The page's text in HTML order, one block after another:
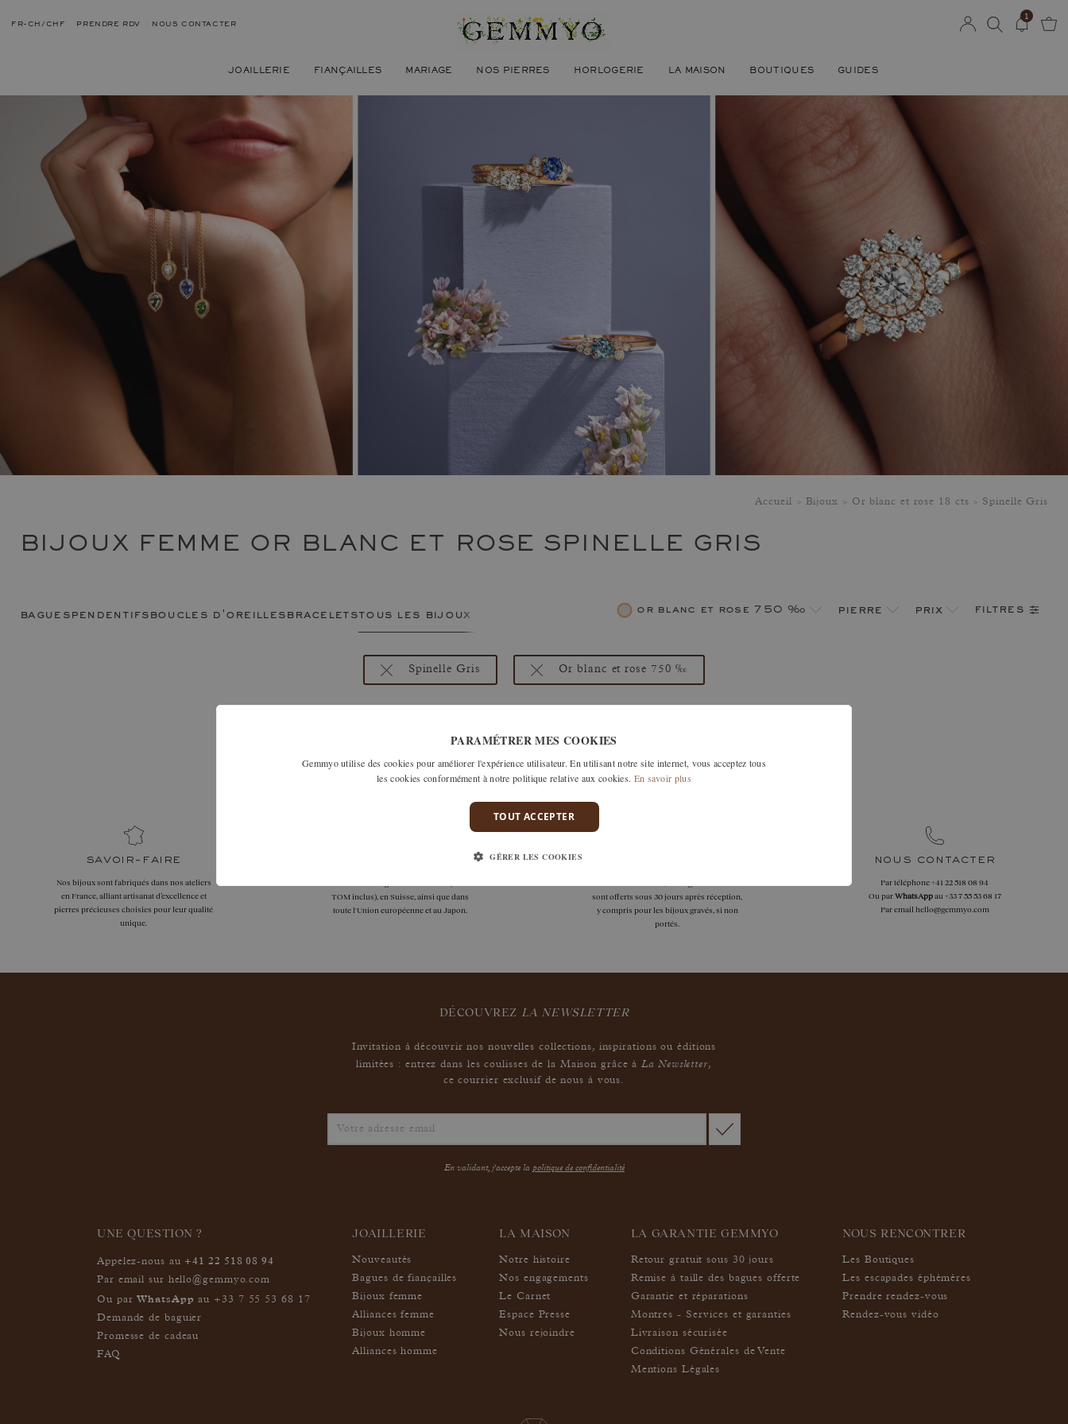
FR-CH/CHF PRENDRE RDV NOUS CONTACTER
JOAILLERIE FIANÇAILLES MARIAGE NOS PIERRES HORLOGERIE LA MAISON BOUTIQUES GUIDES
1
Accueil Bijoux Or blanc et rose 18 cts Spinelle Gris
BIJOUX FEMME OR BLANC ET ROSE SPINELLE GRIS
bagues pendentifs boucles d'oreilles braceletstous les bijoux femme or blanc et rose 750 ‰ pierre prix filtres
Or blanc et rose 750 ‰
Spinelle Gris
89 pour discuter de votre recherche et voir comment nous pouvons y répondre au mieux.
savoir-faire
Nos bijoux sont fabriqués dans nos ateliers
en France, alliant artisanat d’excellence et
pierres précieuses choisies pour leur qualité
unique.
TOM inclus), en Suisse, ainsi que dans
toute l'Union européenne et au Japon.
sont offerts sous 30 jours après réception,
y compris pour les bijoux gravés, si non
portés.
nous contacter
Par téléphone+41 22 518 08 94
Ou parWhatsAppau +33 7 55 53 68 17
Par email hello@gemmyo.com
DÉCOUVREZ LA NEWSLETTER
Invitation à découvrir nos nouvelles collections, inspirations ou éditions
limitées : entrez dans les coulisses de la Maison grâce àLa Newsletter,
ce courrier exclusif de nous à vous.
En validant, j'accepte la politique de confidentialité
UNE QUESTION ?
Appelez-nous au +41 22 518 08 94
Par email sur hello@gemmyo.com
Ou par WhatsApp au +33 7 55 53 68 17
Demande de baguier
Promesse de cadeau
FAQ
JOAILLERIE
Nouveautés
Bagues de fiançailles
Bijoux femme
Alliances femme
Bijoux homme
Alliances homme
LA MAISON
Notre histoire
Nos engagements
Le Carnet
Espace Presse
Nous rejoindre
LA GARANTIE GEMMYO
Retour gratuit sous 30 jours
Remise à taille des bagues offerte
Garantie et réparations
Montres - Services et garanties
Livraison sécurisée
Conditions Générales de Vente
Mentions Légales
NOUS RENCONTRER
Les Boutiques
Les escapades éphémères
Prendre rendez-vous
Rendez-vous vidéo
PARAMÉTRER MES COOKIES
Gemmyo utilise des cookies pour améliorer l'expérience utilisateur. En utilisant notre site internet, vous acceptez tous
les cookies conformément à notre politique relative aux cookies. En savoir plus
TOUT ACCEPTER
GÉRER LES COOKIES